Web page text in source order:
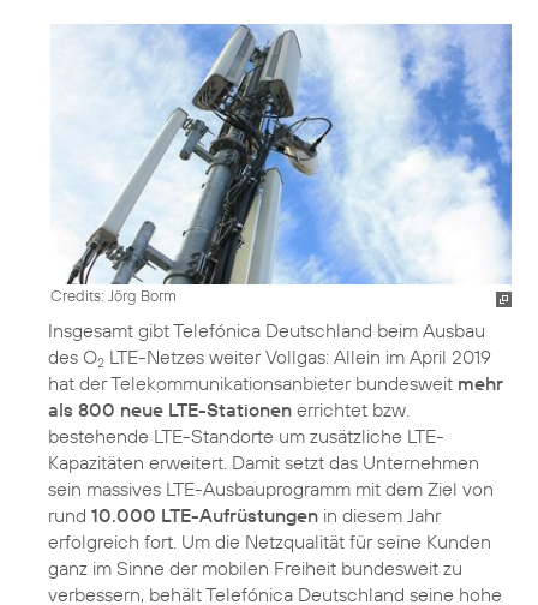
Credits: Jörg Borm
Insgesamt gibt Telefónica Deutschland beim Ausbau
des O2 LTE-Netzes weiter Vollgas: Allein im April 2019
hat der Telekommunikationsanbieter bundesweit mehr
als 800 neue LTE-Stationen errichtet bzw.
bestehende LTE-Standorte um zusätzliche LTE-
Kapazitäten erweitert. Damit setzt das Unternehmen
sein massives LTE-Ausbauprogramm mit dem Ziel von
rund 10.000 LTE-Aufrüstungen in diesem Jahr
erfolgreich fort. Um die Netzqualität für seine Kunden
ganz im Sinne der mobilen Freiheit bundesweit zu
verbessern, behält Telefónica Deutschland seine hohe